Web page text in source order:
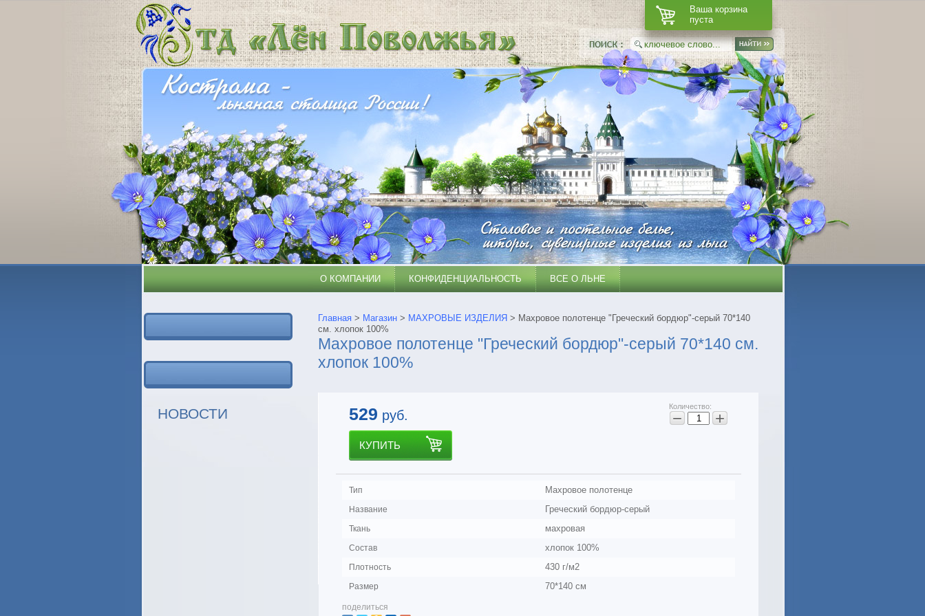
Ваша корзина
пуста
О КОМПАНИИ КОНФИДЕНЦИАЛЬНОСТЬ ВСЕ О ЛЬНЕ
НОВОСТИ
Главная > Магазин > МАХРОВЫЕ ИЗДЕЛИЯ > Махровое полотенце "Греческий бордюр"-серый 70*140
см. хлопок 100%
Махровое полотенце "Греческий бордюр"-серый 70*140 см.
хлопок 100%
529 руб.
Количество:
− +
КУПИТЬ
Тип Махровое полотенце
Название Греческий бордюр-серый
Ткань махровая
Состав хлопок 100%
Плотность 430 г/м2
Размер 70*140 см
поделиться